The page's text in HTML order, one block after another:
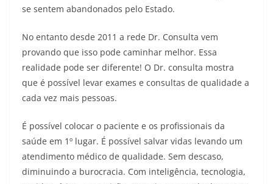
se sentem abandonados pelo Estado.
No entanto desde 2011 a rede Dr. Consulta vem
provando que isso pode caminhar melhor. Essa
realidade pode ser diferente! O Dr. consulta mostra
que é possível levar exames e consultas de qualidade a
cada vez mais pessoas.
É possível colocar o paciente e os profissionais da
saúde em 1º lugar. É possível salvar vidas levando um
atendimento médico de qualidade. Sem descaso,
diminuindo a burocracia. Com inteligência, tecnologia,